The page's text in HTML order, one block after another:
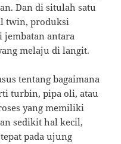
Dan di situlah satu
twin, produksi
antara
melaju di langit.
tentang bagaimana
turbin, pipa oli, atau
yang memiliki
sedikit hal kecil,
pada ujung